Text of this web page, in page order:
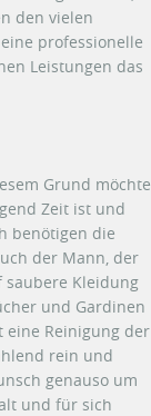
den vielen
professionelle
Leistungen das
Grund möchte
Zeit ist und
benötigen die
der Mann, der
Kleidung
und Gardinen
eine Reinigung der
rein und
genauso um
und für sich